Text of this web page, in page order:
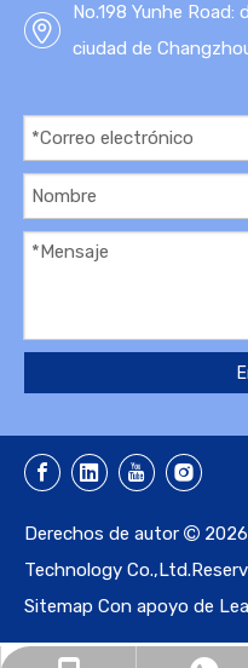
No.198 Yunhe
ciudad de
Derechos de autor  2026
Technology
Sitemap Con apoyo de